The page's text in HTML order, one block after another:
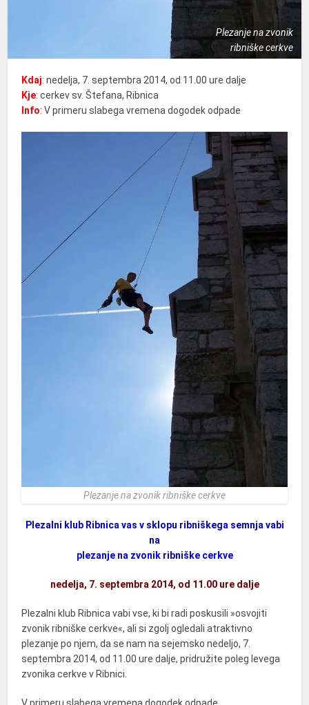
Plezanje na zvonik
ribniške cerkve
Kdaj: nedelja, 7. septembra 2014, od 11.00 ure dalje
Kje: cerkev sv. Štefana, Ribnica
Info: V primeru slabega vremena dogodek odpade
Plezanje na zvonik ribniške cerkve
Plezalni klub Ribnica vas v sklopu ribniškega semnja vabi
na
plezanje na zvonik ribniške cerkve
nedelja, 7. septembra 2014, od 11.00 ure dalje
Plezalni klub Ribnica vabi vse, ki bi radi poskusili »osvojiti
zvonik ribniške cerkve«, ali si zgolj ogledali atraktivno
plezanje po njem, da se nam na sejemsko nedeljo, 7.
septembra 2014, od 11.00 ure dalje, pridružite poleg levega
zvonika cerkve v Ribnici.
V primeru slabega vremena dogodek odpade.